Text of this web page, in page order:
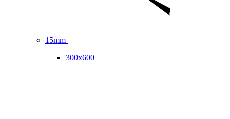
15mm
300x600